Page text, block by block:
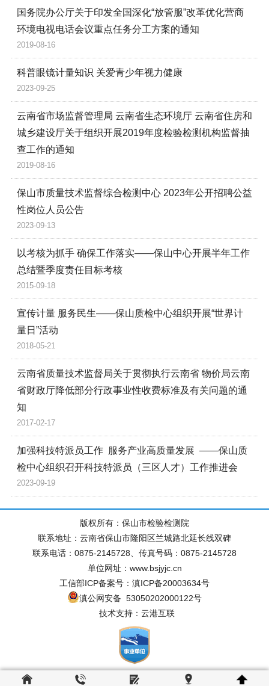
国务院办公厅关于印发全国深化“放管服”改革优化营商
环境电视电话会议重点任务分工方案的通知
2019-08-16
科普眼镜计量知识 关爱青少年视力健康
2023-09-25
云南省市场监督管理局 云南省生态环境厅 云南省住房和
城乡建设厅关于组织开展2019年度检验检测机构监督抽
查工作的通知
2019-08-16
保山市质量技术监督综合检测中心 2023年公开招聘公益
性岗位人员公告
2023-09-13
以考核为抓手 确保工作落实——保山中心开展半年工作
总结暨季度责任目标考核
2015-09-18
宣传计量 服务民生——保山质检中心组织开展“世界计
量日”活动
2018-05-21
云南省质量技术监督局关于贯彻执行云南省 物价局云南
省财政厅降低部分行政事业性收费标准及有关问题的通
知
2017-02-17
加强科技特派员工作 服务产业高质量发展 ——保山质
检中心组织召开科技特派员（三区人才）工作推进会
2023-09-19
版权所有：保山市检验检测院
联系地址：云南省保山市隆阳区兰城路北延长线双碑
联系电话：0875-2145728、传真号码：0875-2145728
单位网址：www.bsjyjc.cn
工信部ICP备案号：滇ICP备20003634号
滇公网安备 53050202000122号
技术支持：云港互联